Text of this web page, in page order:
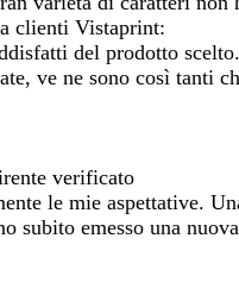
clienti Vistaprint:
del prodotto
ve ne sono così tanti
verificato
le mie aspettative.
subito emesso una